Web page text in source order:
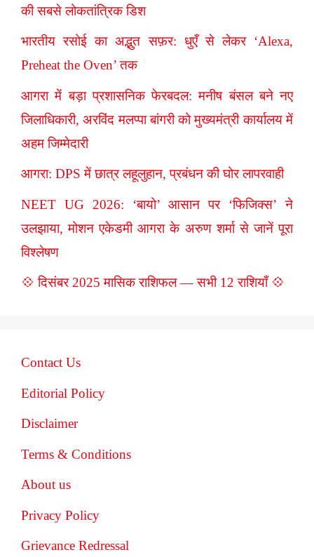
की सबसे लोकतांत्रिक डिश
भारतीय रसोई का अद्भुत सफ़र: धुएँ से लेकर ‘Alexa,
Preheat the Oven’ तक
आगरा में बड़ा प्रशासनिक फेरबदल: मनीष बंसल बने नए
जिलाधिकारी, अरविंद मलप्पा बांगरी को मुख्यमंत्री कार्यालय में
अहम जिम्मेदारी
आगरा: DPS में छात्र लहूलुहान, प्रबंधन की घोर लापरवाही
NEET UG 2026: ‘बायो’ आसान पर ‘फिजिक्स’ ने
उलझाया, मोशन एकेडमी आगरा के अरुण शर्मा से जानें पूरा
विश्लेषण
💠 दिसंबर 2025 मासिक राशिफल — सभी 12 राशियाँ 💠
Contact Us
Editorial Policy
Disclaimer
Terms & Conditions
About us
Privacy Policy
Grievance Redressal